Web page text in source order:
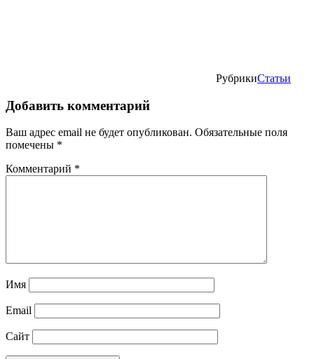
РубрикиСтатьи
Добавить комментарий
Ваш адрес email не будет опубликован. Обязательные поля
помечены *
Комментарий *
Имя
Email
Сайт